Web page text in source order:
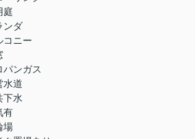
庭
ンダ
コニー
パンガス
水道
下水
有
場